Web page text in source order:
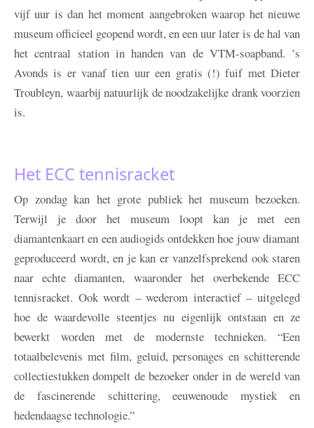
vijf uur is dan het moment aangebroken waarop het nieuwe
museum officieel geopend wordt, en een uur later is de hal van
het centraal station in handen van de VTM-soapband. ’s
Avonds is er vanaf tien uur een gratis (!) fuif met Dieter
Troubleyn, waarbij natuurlijk de noodzakelijke drank voorzien
is.
Het ECC tennisracket
Op zondag kan het grote publiek het museum bezoeken.
Terwijl je door het museum loopt kan je met een
diamantenkaart en een audiogids ontdekken hoe jouw diamant
geproduceerd wordt, en je kan er vanzelfsprekend ook staren
naar echte diamanten, waaronder het overbekende ECC
tennisracket. Ook wordt – wederom interactief – uitgelegd
hoe de waardevolle steentjes nu eigenlijk ontstaan en ze
bewerkt worden met de modernste technieken. “Een
totaalbelevenis met film, geluid, personages en schitterende
collectiestukken dompelt de bezoeker onder in de wereld van
de fascinerende schittering, eeuwenoude mystiek en
hedendaagse technologie.”